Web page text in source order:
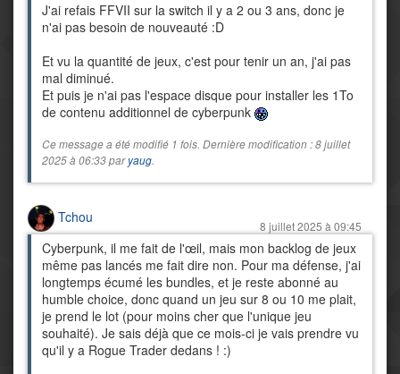
J'ai refais FFVII sur la switch il y a 2 ou 3 ans, donc je
n'ai pas besoin de nouveauté :D
Et vu la quantité de jeux, c'est pour tenir un an, j'ai pas
mal diminué.
Et puis je n'ai pas l'espace disque pour installer les 1To
de contenu additionnel de cyberpunk
Ce message a été modifié 1 fois. Dernière modification : 8 juillet
2025 à 06:33 paryaug.
Tchou
8 juillet 2025 à 09:45
Cyberpunk, il me fait de l'œil, mais mon backlog de jeux
même pas lancés me fait dire non. Pour ma défense, j'ai
longtemps écumé les bundles, et je reste abonné au
humble choice, donc quand un jeu sur 8 ou 10 me plait,
je prend le lot (pour moins cher que l'unique jeu
souhaité). Je sais déjà que ce mois-ci je vais prendre vu
qu'il y a Rogue Trader dedans ! :)